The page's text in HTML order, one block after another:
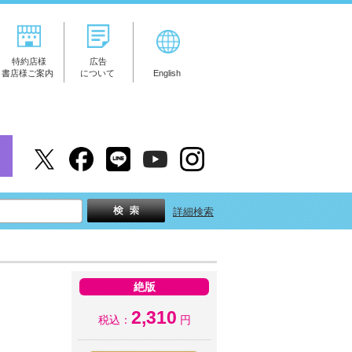
特約店様
書店様ご案内
広告
について
English
詳細検索
絶版
税込： 2,310 円